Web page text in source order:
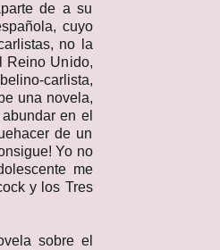
de a su
cuyo
no la
Reino Unido,
carlista,
una novela,
en el
de un
Yo no
me
y los Tres
sobre el